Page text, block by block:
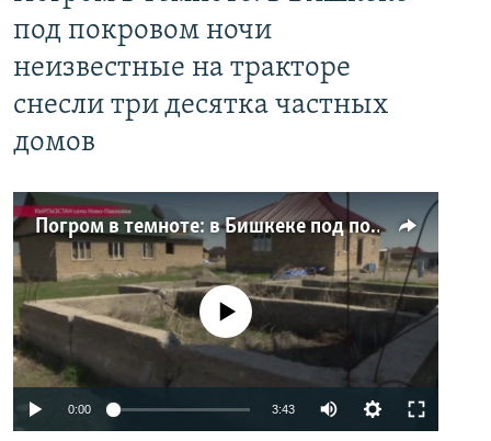
под покровом ночи
неизвестные на тракторе
снесли три десятка частных
домов
Погром в темноте: в Бишкеке под покровом ночи неизвестные на тракторе снесли три десятка частных домов
No media source currently available
0:00 3:43